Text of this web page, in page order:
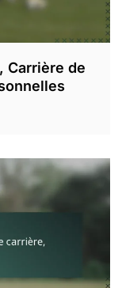
Carrière de